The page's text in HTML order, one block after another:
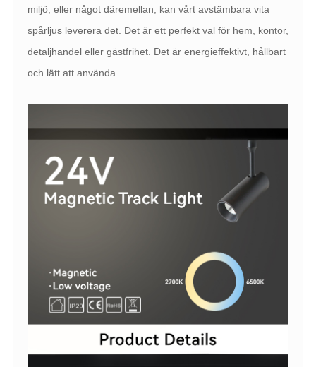
miljö, eller något däremellan, kan vårt avstämbara vita
spårljus leverera det. Det är ett perfekt val för hem, kontor,
detaljhandel eller gästfrihet. Det är energieffektivt, hållbart
och lätt att använda.